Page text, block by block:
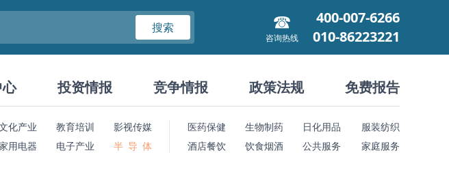
搜索
咨询热线
400-007-6266
010-86223221
投资情报 竞争情报 政策法规 免费报告
化产业 教育培训
影视传媒
用电器 电子产业 半 导 体
医药保健 生物制药 日化用品
服装纺织
酒店餐饮
饮食烟酒 公共服务 家庭服务